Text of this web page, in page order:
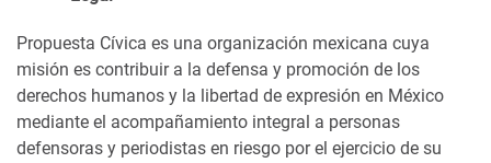
Propuesta Cívica es una organización mexicana cuya
misión es contribuir a la defensa y promoción de los
derechos humanos y la libertad de expresión en México
mediante el acompañamiento integral a personas
defensoras y periodistas en riesgo por el ejercicio de su